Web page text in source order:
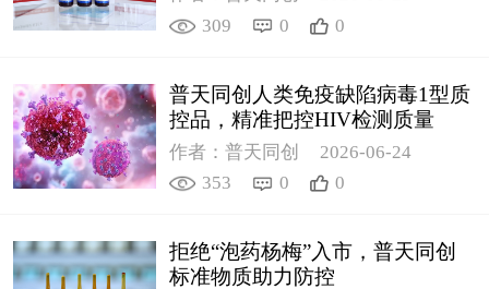
309
0 0
普天同创人类免疫缺陷病毒1型质
控品，精准把控HIV检测质量
作者：普天同创
2026-06-24
353
0 0
拒绝“泡药杨梅”入市，普天同创
标准物质助力防控